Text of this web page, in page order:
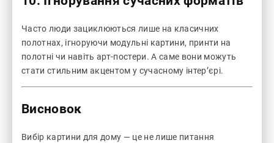
Часто люди зациклюються лише на класичних
полотнах, ігноруючи модульні картини, принти на
полотні чи навіть арт-постери. А саме вони можуть
стати стильним акцентом у сучасному інтер’єрі.
Висновок
Вибір картини для дому — це не лише питання